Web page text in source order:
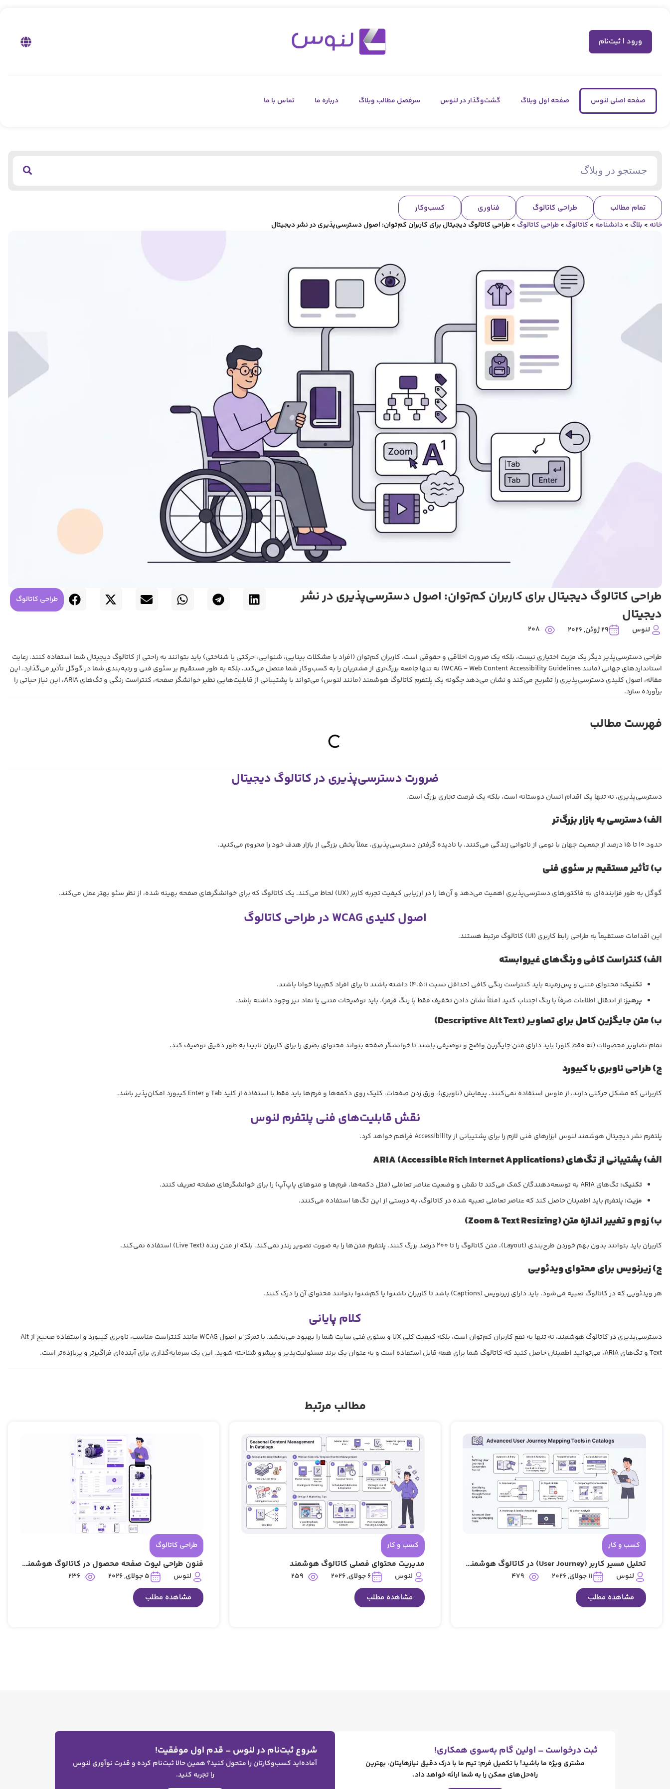
ورود | ثبت‌نام
صفحه اصلی لنوس صفحه اول وبلاگ گشت‌وگذار در لنوس سرفصل مطالب وبلاگ درباره ما تماس با ما
تمام مطالب طراحی کاتالوگ فناوری کسب‌وکار
خانه > بلاگ >دانشنامه > کاتالوگ >طراحی کاتالوگ >طراحی کاتالوگ دیجیتال برای کاربران کم‌توان: اصول دسترسی‌پذیری در نشر دیجیتال
طراحی کاتالوگ دیجیتال برای کاربران کم‌توان: اصول دسترسی‌پذیری در نشر
دیجیتال
لنوس 29 ژوئن, 2026 208
طراحی کاتالوگ
طراحی دسترسی‌پذیر دیگر یک مزیت اختیاری نیست، بلکه یک ضرورت اخلاقی و حقوقی است. کاربران کم‌توان (افراد با مشکلات بینایی، شنوایی، حرکتی یا شناختی) باید بتوانند به راحتی از کاتالوگ دیجیتال شما استفاده کنند. رعایت
استانداردهای جهانی (مانند WCAG - Web Content Accessibility Guidelines) نه تنها جامعه بزرگ‌تری از مشتریان را به کسب‌وکار شما متصل می‌کند، بلکه به طور مستقیم بر سئوی فنی و رتبه‌بندی شما در گوگل تأثیر می‌گذارد. این
مقاله، اصول کلیدی دسترسی‌پذیری را تشریح می‌کند و نشان می‌دهد چگونه یک پلتفرم کاتالوگ هوشمند (مانند لنوس) می‌تواند با پشتیبانی از قابلیت‌هایی نظیر خوانشگر صفحه، کنتراست رنگی و تگ‌های ARIA، این نیاز حیاتی را
برآورده سازد.
فهرست مطالب
ضرورت دسترسی‌پذیری در کاتالوگ دیجیتال
دسترسی‌پذیری، نه تنها یک اقدام انسان دوستانه است، بلکه یک فرصت تجاری بزرگ است.
الف) دسترسی به بازار بزرگ‌تر
حدود ۱۰ تا ۱۵ درصد از جمعیت جهان با نوعی از ناتوانی زندگی می‌کنند. با نادیده گرفتن دسترسی‌پذیری، عملاً بخش بزرگی از بازار هدف خود را محروم می‌کنید.
ب) تأثیر مستقیم بر سئوی فنی
گوگل به طور فزاینده‌ای به فاکتورهای دسترسی‌پذیری اهمیت می‌دهد و آن‌ها را در ارزیابی کیفیت تجربه کاربر (UX) لحاظ می‌کند. یک کاتالوگ که برای خوانشگرهای صفحه بهینه شده، از نظر سئو بهتر عمل می‌کند.
اصول کلیدی WCAG در طراحی کاتالوگ
این اقدامات مستقیماً به طراحی رابط کاربری (UI) کاتالوگ مرتبط هستند.
الف) کنتراست کافی و رنگ‌های غیروابسته
تکنیک: محتوای متنی و پس‌زمینه باید کنتراست رنگی کافی (حداقل نسبت ۴.۵:۱) داشته باشند تا برای افراد کم‌بینا خوانا باشند.
پرهیز: از انتقال اطلاعات صرفاً با رنگ اجتناب کنید (مثلاً نشان دادن تخفیف فقط با رنگ قرمز). باید توضیحات متنی یا نماد نیز وجود داشته باشد.
ب) متن جایگزین کامل برای تصاویر (Descriptive Alt Text
)
تمام تصاویر محصولات (نه فقط کاور) باید دارای متن جایگزین واضح و توصیفی باشند تا خوانشگر صفحه بتواند محتوای بصری را برای کاربران نابینا به طور دقیق توصیف کند.
ج) طراحی ناوبری با کیبورد
کاربرانی که مشکل حرکتی دارند، از ماوس استفاده نمی‌کنند. پیمایش (ناوبری)، ورق زدن صفحات، کلیک روی دکمه‌ها و فرم‌ها باید فقط با استفاده از کلید Tab و Enter کیبورد امکان‌پذیر باشد.
نقش قابلیت‌های فنی پلتفرم لنوس
پلتفرم نشر دیجیتال هوشمند لنوس ابزارهای فنی لازم را برای پشتیبانی از Accessibility فراهم خواهد کرد.
الف) پشتیبانی از تگ‌های (ARIA (Accessible Rich Internet Applications
تکنیک:تگ‌های ARIA به توسعه‌دهندگان کمک می‌کند تا نقش و وضعیت عناصر تعاملی (مثل دکمه‌ها، فرم‌ها و منوهای پاپ‌آپ) را برای خوانشگرهای صفحه تعریف کنند.
مزیت: پلتفرم باید اطمینان حاصل کند که عناصر تعاملی تعبیه شده در کاتالوگ، به درستی از این تگ‌ها استفاده می‌کنند.
ب) زوم و تغییر اندازه متن ( Zoom&Text Resizing
)
کاربران باید بتوانند بدون بهم خوردن طرح‌بندی (Layout)، متن کاتالوگ را تا ۲۰۰ درصد بزرگ کنند. پلتفرم متن‌ها را به صورت تصویر رندر نمی‌کند، بلکه از متن زنده (Live Text) استفاده نمی‌کند.
ج) زیرنویس برای محتوای ویدئویی
هر ویدئویی که در کاتالوگ تعبیه می‌شود، باید دارای زیرنویس (Captions) باشد تا کاربران ناشنوا یا کم‌شنوا بتوانند محتوای آن را درک کنند.
کلام پایانی
دسترسی‌پذیری در کاتالوگ هوشمند، نه تنها به نفع کاربران کم‌توان است، بلکه کیفیت کلی UX و سئوی فنی سایت شما را بهبود می‌بخشد. با تمرکز بر اصول WCAG مانند کنتراست مناسب، ناوبری کیبورد و استفاده صحیح از Alt
Text و تگ‌های ARIA، می‌توانید اطمینان حاصل کنید که کاتالوگ شما برای همه قابل استفاده است و به عنوان یک برند مسئولیت‌پذیر و پیشرو شناخته شوید. این یک سرمایه‌گذاری برای آینده‌ای فراگیرتر و پربازده‌تر است.
مطالب مرتبط
کسب و کار
تحلیل مسیر کاربر (User Journey) در کاتالوگ هوشمند: شناسایی نقاط ترک مشتری
لنوس 11 جولای, 2026 479
مشاهده مطلب
کسب و کار
مدیریت محتوای فصلی کاتالوگ هوشمند
لنوس 6 جولای, 2026 259
مشاهده مطلب
طراحی کاتالوگ
فنون طراحی لیوت صفحه محصول در کاتالوگ هوشمند: چیدمان برای حداکثر نرخ تبدیل
لنوس 5 جولای, 2026 236
مشاهده مطلب
ثبت درخواست – اولین گام به‌سوی همکاری!
مشتری ویژه ما باشید! با تکمیل فرم؛ تیم ما با درک دقیق نیازهایتان، بهترین
راه‌حل‌های ممکن را به شما ارائه خواهد داد.
شروع ثبت‌نام در لنوس – قدم اول موفقیت!
آماده‌اید کسب‌وکارتان را متحول کنید؟ همین حالا ثبت‌نام کرده و قدرت نوآوری لنوس
را تجربه کنید.